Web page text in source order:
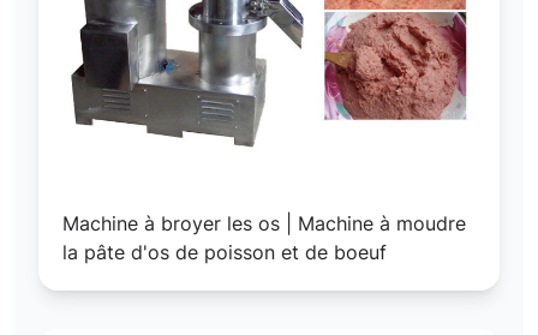
Machine à broyer les os | Machine à moudre
la pâte d'os de poisson et de boeuf